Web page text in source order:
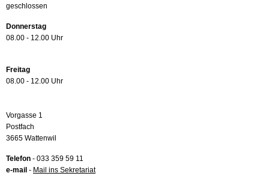
geschlossen
Donnerstag
08.00 - 12.00 Uhr
Freitag
08.00 - 12.00 Uhr
Vorgasse 1
Postfach
3665 Wattenwil
Telefon - 033 359 59 11
e-mail - Mail ins Sekretariat